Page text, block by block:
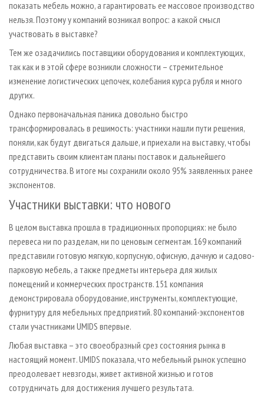
показать мебель можно, а гарантировать ее массовое производство
нельзя. Поэтому у компаний возникал вопрос: а какой смысл
участвовать в выставке?
Тем же озадачились поставщики оборудования и комплектующих,
так как и в этой сфере возникли сложности – стремительное
изменение логистических цепочек, колебания курса рубля и много
других.
Однако первоначальная паника довольно быстро
трансформировалась в решимость: участники нашли пути решения,
поняли, как будут двигаться дальше, и приехали на выставку, чтобы
представить своим клиентам планы поставок и дальнейшего
сотрудничества. В итоге мы сохранили около 95% заявленных ранее
экспонентов.
Участники выставки: что нового
В целом выставка прошла в традиционных пропорциях: не было
перевеса ни по разделам, ни по ценовым сегментам. 169 компаний
представили готовую мягкую, корпусную, офисную, дачную и садово-
парковую мебель, а также предметы интерьера для жилых
помещений и коммерческих пространств. 151 компания
демонстрировала оборудование, инструменты, комплектующие,
фурнитуру для мебельных предприятий. 80 компаний-экспонентов
стали участниками UMIDS впервые.
Любая выставка – это своеобразный срез состояния рынка в
настоящий момент. UMIDS показала, что мебельный рынок успешно
преодолевает невзгоды, живет активной жизнью и готов
сотрудничать для достижения лучшего результата.